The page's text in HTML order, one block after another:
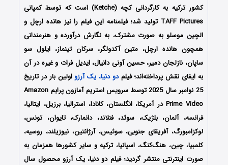
کشور ترکیه به کارگردانی کچه (Ketche) است که توسط کمپانی‌
TAFF Pictures تولید شد؛ فیلمنامه این فیلم را نیز هانده ارچل و
الچین موسلو به صورت مشترک، به نگارش درآورده و هنرمندانی
همچون هانده ارچل، متین آکدولگر، سرکان تینماز، ایلول سو
ساپان، نازلجان دمیر، حسین آونی دانیال، ایدیل فرات و غیره در آن
به ایفای نقش پرداخته‌اند؛ فیلمدو دنیا، یک آرزو اولین بار در تاریخ
25 نوامبر سال 2025 توسط سرویس استریم آمازون پرایم Amazon
Prime Video در آمریکا، انگلستان، کانادا، استرالیا، برزیل، ایتالیا،
فرانسه، آلمان، بلژیک، سوئد، فنلاند، دانمارک، تایوان، تونس،
لوکزامبورگ، آفریقای جنوبی، سوئیس، آرژانتین، نیوزیلند، روسیه،
کلمبیا، چین، هنگ‌کنگ، اسپانیا، ترکیه و سایر کشورها همزمان به
صورت اینترنتی منتشر گردید؛ فیلم دو دنیا، یک آرزو محصول سال